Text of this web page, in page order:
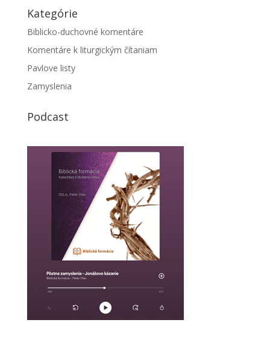
Kategórie
Biblicko-duchovné komentáre
Komentáre k liturgickým čítaniam
Pavlove listy
Zamyslenia
Podcast